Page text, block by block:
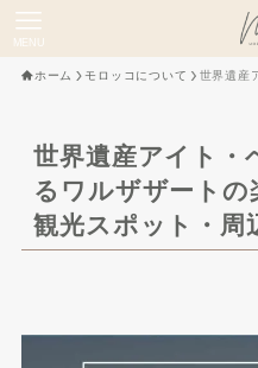
ホーム モロッコについて 世界遺産
世界遺産アイト・
るワルザザートの
観光スポット・周